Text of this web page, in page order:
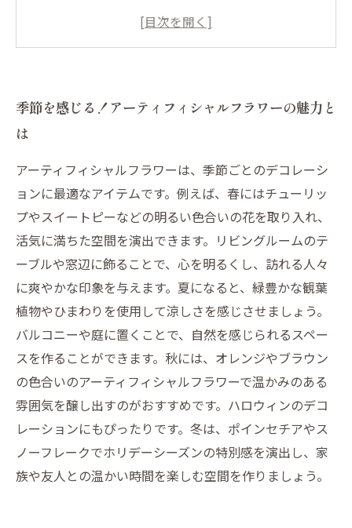
涼しさを演出する夏の緑：アーティフィシャル
ャルフラワーの選び方
季節ごとのフラワーアレンジで変化する空間の
魅力
アーティフィシャルフラワーで四季を楽しむ：
あなたのインテリアを彩る方法
季節を感じる！アーティフィシャルフラワーの魅力と
は
アーティフィシャルフラワーは、季節ごとのデコレーシ
ョンに最適なアイテムです。例えば、春にはチューリッ
プやスイートピーなどの明るい色合いの花を取り入れ、
活気に満ちた空間を演出できます。リビングルームのテ
ーブルや窓辺に飾ることで、心を明るくし、訪れる人々
に爽やかな印象を与えます。夏になると、緑豊かな観葉
植物やひまわりを使用して涼しさを感じさせましょう。
バルコニーや庭に置くことで、自然を感じられるスペー
スを作ることができます。秋には、オレンジやブラウン
の色合いのアーティフィシャルフラワーで温かみのある
雰囲気を醸し出すのがおすすめです。ハロウィンのデコ
レーションにもぴったりです。冬は、ポインセチアやス
ノーフレークでホリデーシーズンの特別感を演出し、家
族や友人との温かい時間を楽しむ空間を作りましょう。